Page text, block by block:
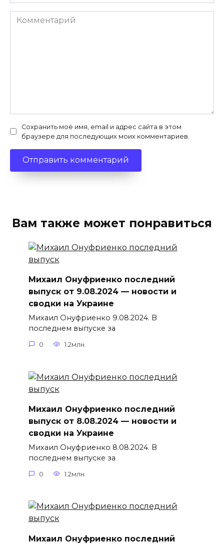
Комментарий
Сохранить моё имя, email и адрес сайта в этом
браузере для последующих моих комментариев.
Вам также может понравиться
Михаил Онуфриенко последний
выпуск от 9.08.2024 — новости и
сводки на Украине
Михаил Онуфриенко 9.08.2024. В
последнем выпуске за
0 1.2млн.
Михаил Онуфриенко последний
выпуск от 8.08.2024 — новости и
сводки на Украине
Михаил Онуфриенко 8.08.2024. В
последнем выпуске за
0 1.2млн.
Михаил Онуфриенко последний